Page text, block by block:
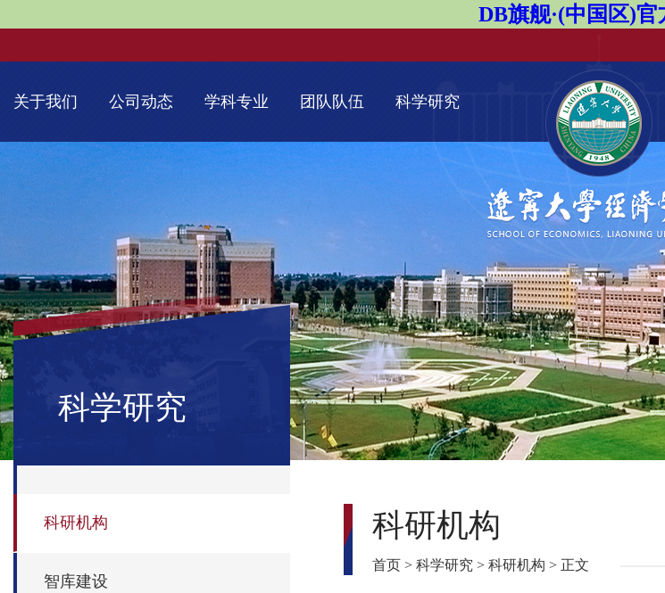
DB旗舰·(中国区)官
关于我们 公司动态 学科专业 团队队伍 科学研究
科学研究
科研机构
智库建设
科研机构
首页 > 科学研究 > 科研机构 > 正文